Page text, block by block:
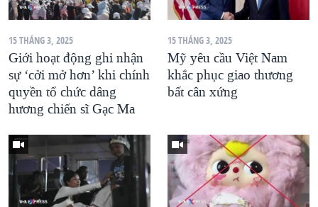
15 THÁNG 3, 2025
Giới hoạt động ghi nhận
sự ‘cởi mở hơn’ khi chính
quyền tổ chức dâng
hương chiến sĩ Gạc Ma
15 THÁNG 3, 2025
Mỹ yêu cầu Việt Nam
khắc phục giao thương
bất cân xứng